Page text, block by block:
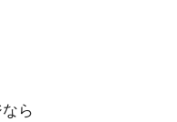
ら